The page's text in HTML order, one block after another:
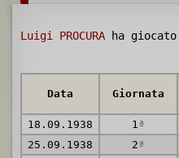
Luigi PROCURA ha giocato
Data Giornata
18.09.1938
1 ª
25.09.1938
2 ª